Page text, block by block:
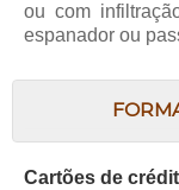
ou com
espanador ou
Cartões de